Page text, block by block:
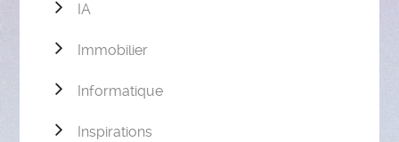
IA
Immobilier
Informatique
Inspirations